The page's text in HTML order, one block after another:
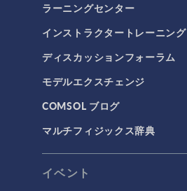
ラーニングセンター
インストラクタートレーニング
ディスカッションフォーラム
モデルエクスチェンジ
COMSOL ブログ
マルチフィジックス辞典
イベント